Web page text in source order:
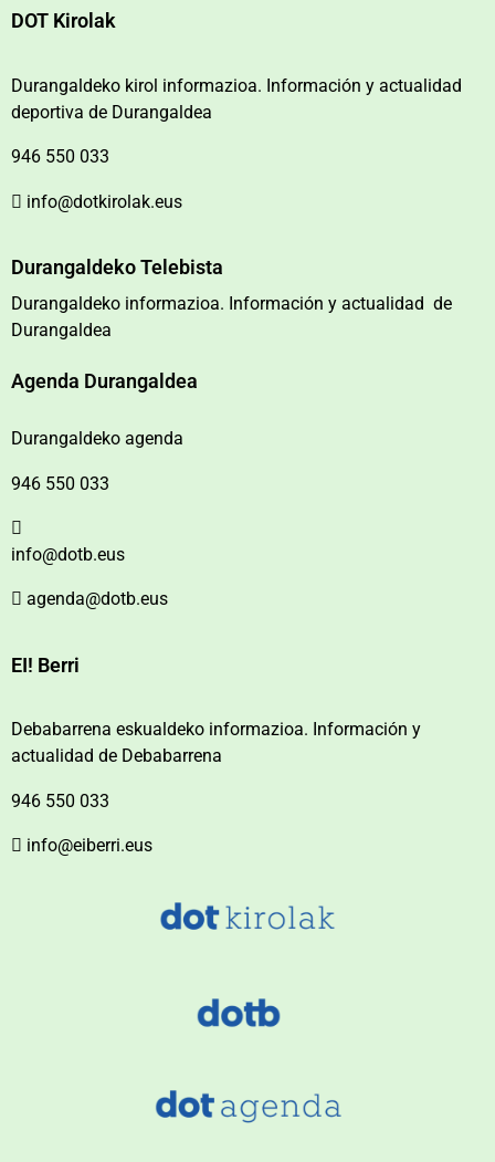
DOT Kirolak
Durangaldeko kirol informazioa. Información y actualidad
deportiva de Durangaldea
946 550 033
info@dotkirolak.eus
Durangaldeko Telebista
Durangaldeko informazioa. Información y actualidad de
Durangaldea
Agenda Durangaldea
Durangaldeko agenda
946 550 033
info@dotb.eus
agenda@dotb.eus
EI! Berri
Debabarrena eskualdeko informazioa. Información y
actualidad de Debabarrena
946 550 033
info@eiberri.eus